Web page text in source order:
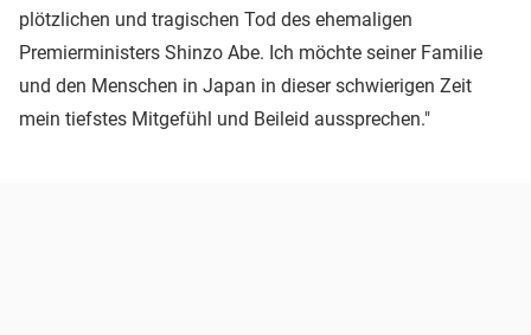
plötzlichen und tragischen Tod des ehemaligen
Premierministers Shinzo Abe. Ich möchte seiner Familie
und den Menschen in Japan in dieser schwierigen Zeit
mein tiefstes Mitgefühl und Beileid aussprechen."